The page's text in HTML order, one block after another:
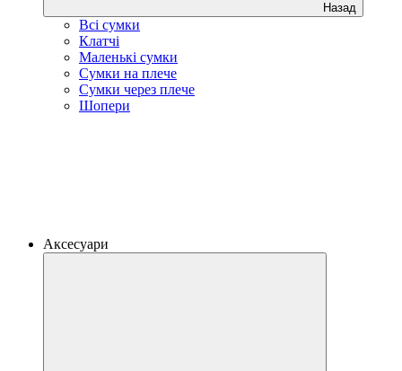
Назад
Всі сумки
Клатчі
Маленькі сумки
Сумки на плече
Сумки через плече
Шопери
Аксесуари